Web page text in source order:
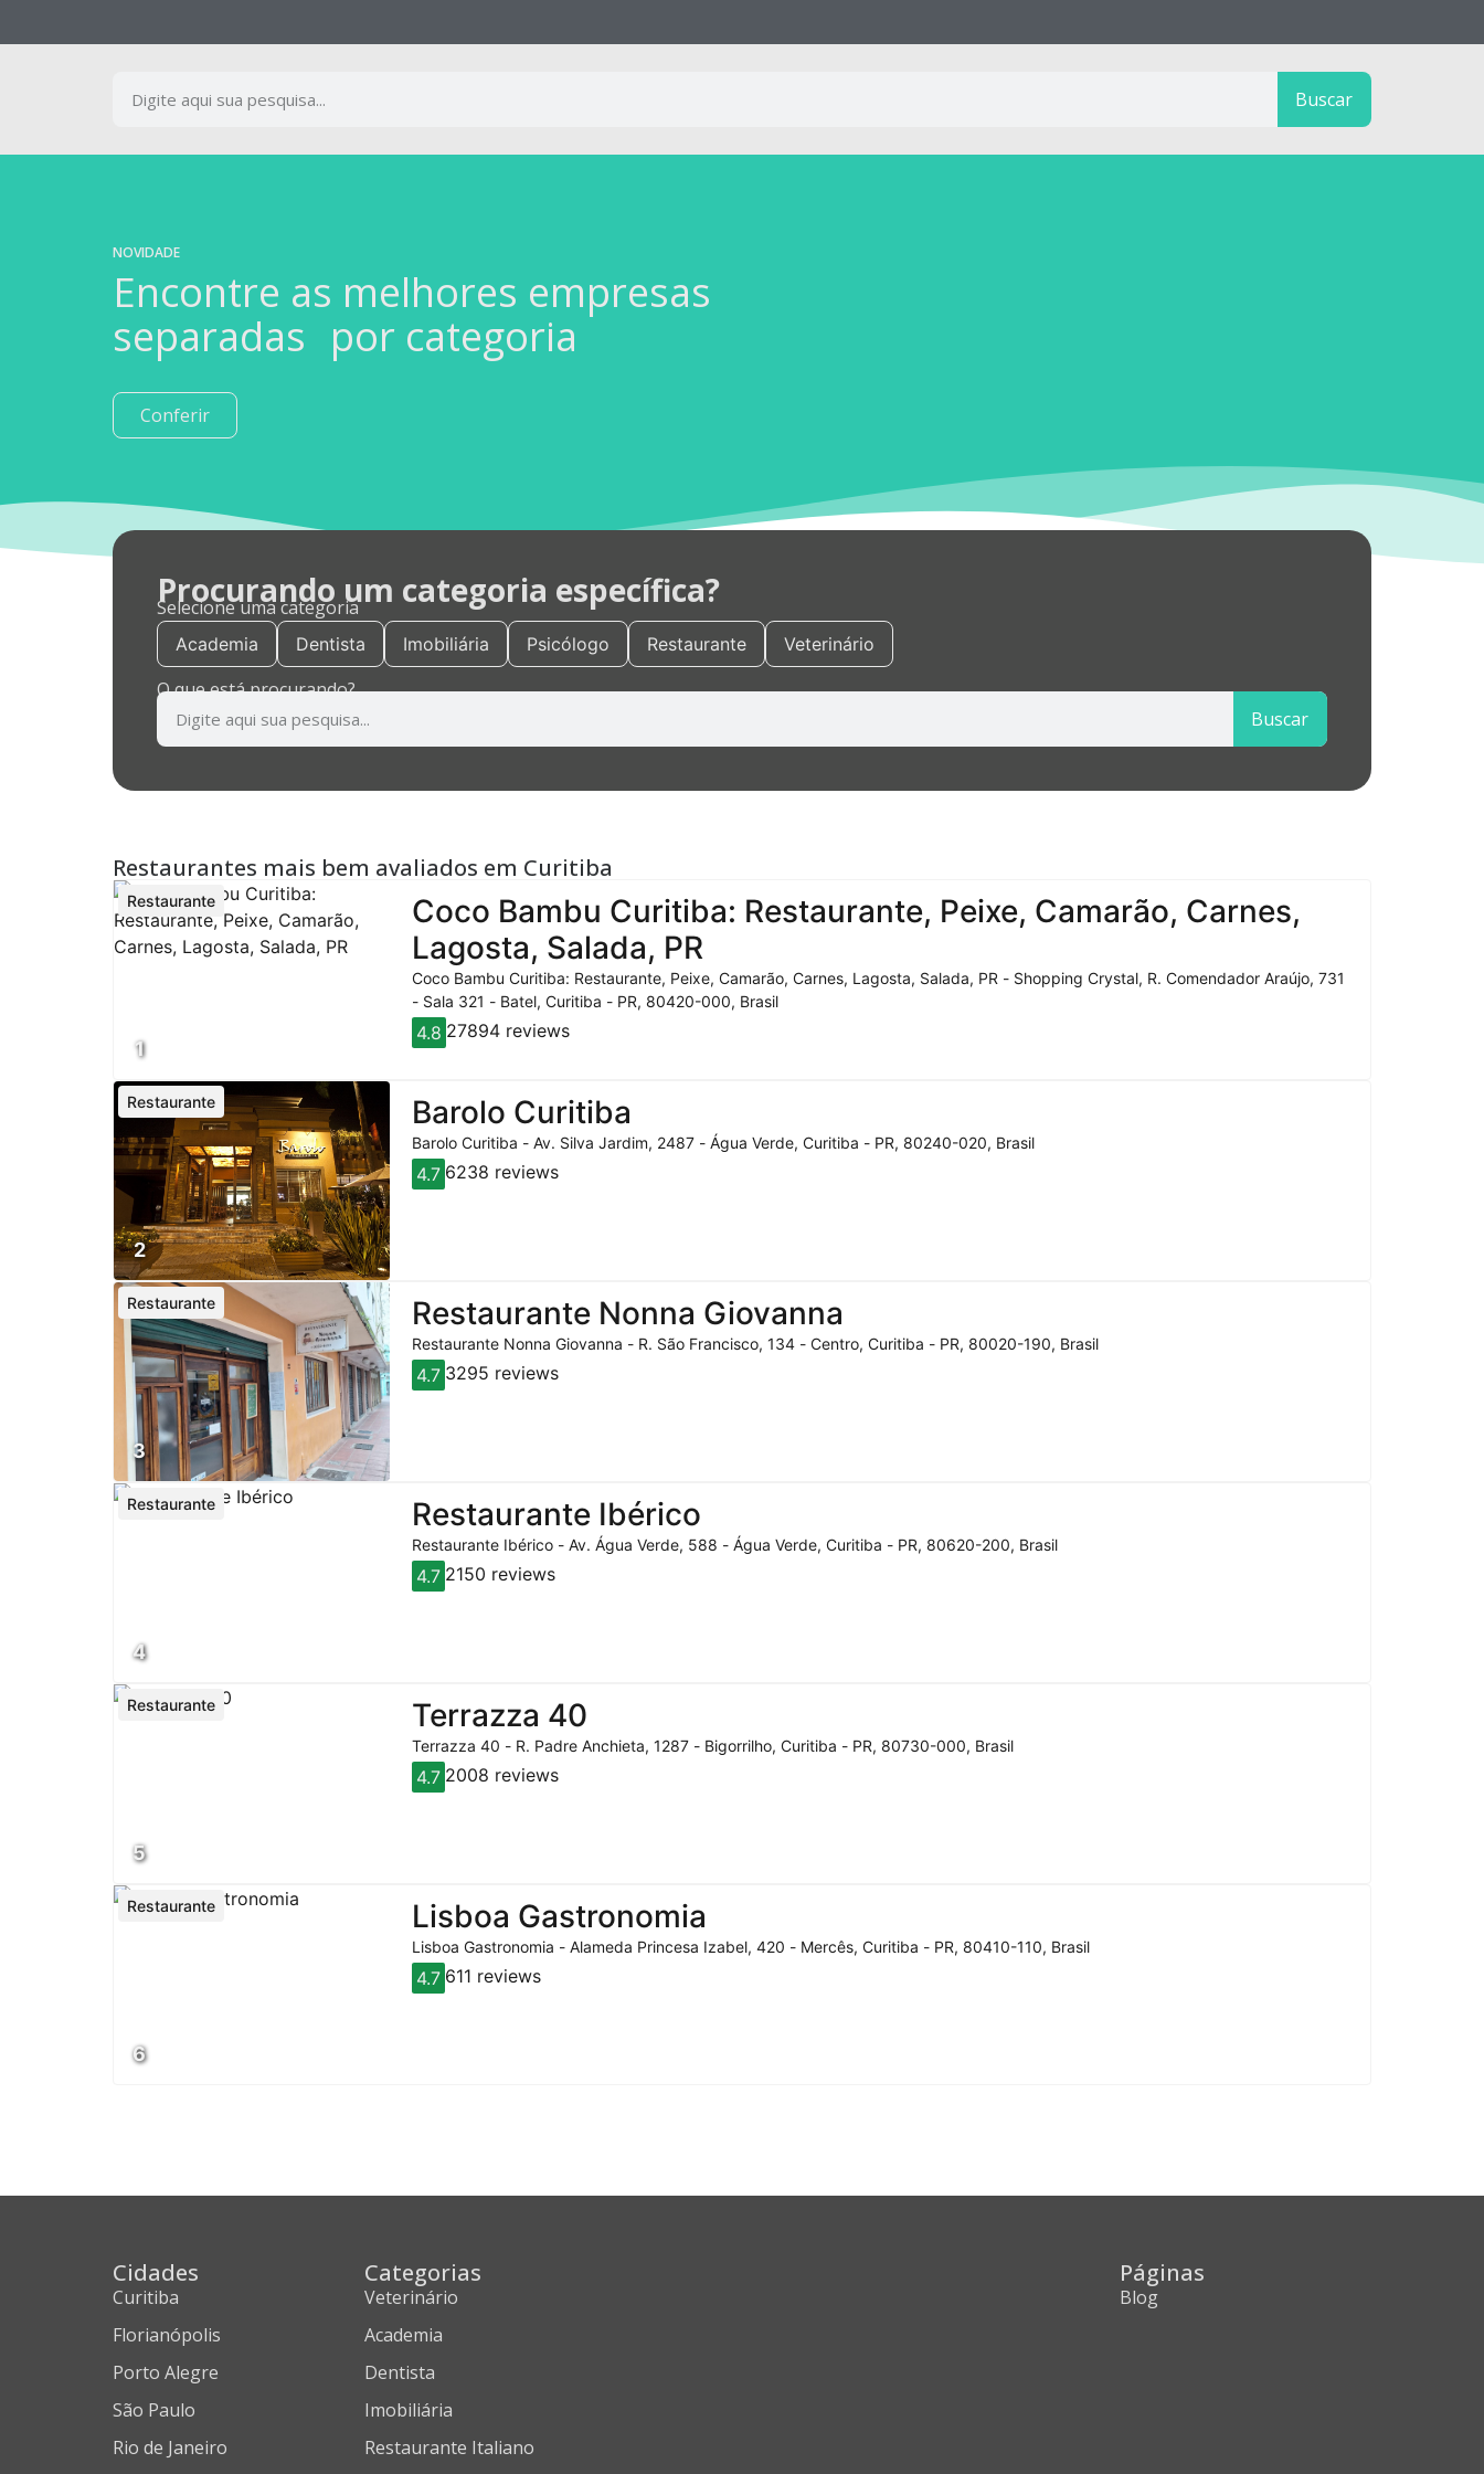
Buscar
NOVIDADE
Encontre as melhores empresas
separadas por categoria
Conferir
Procurando um categoria específica?
Selecione uma categoria
Academia Dentista Imobiliária Psicólogo Restaurante Veterinário
O que está procurando?
Buscar
Restaurantes mais bem avaliados em Curitiba
1
Coco Bambu Curitiba: Restaurante, Peixe, Camarão, Carnes,
Lagosta, Salada, PR
Restaurante
Coco Bambu Curitiba: Restaurante, Peixe, Camarão, Carnes, Lagosta, Salada, PR - Shopping Crystal, R. Comendador Araújo, 731
- Sala 321 - Batel, Curitiba - PR, 80420-000, Brasil
4.8 27894 reviews
2
Barolo Curitiba
Restaurante
Barolo Curitiba - Av. Silva Jardim, 2487 - Água Verde, Curitiba - PR, 80240-020, Brasil
4.7 6238 reviews
3
Restaurante Nonna Giovanna
Restaurante
Restaurante Nonna Giovanna - R. São Francisco, 134 - Centro, Curitiba - PR, 80020-190, Brasil
4.7 3295 reviews
4
Restaurante Ibérico
Restaurante
Restaurante Ibérico - Av. Água Verde, 588 - Água Verde, Curitiba - PR, 80620-200, Brasil
4.7 2150 reviews
5
Terrazza 40
Restaurante
Terrazza 40 - R. Padre Anchieta, 1287 - Bigorrilho, Curitiba - PR, 80730-000, Brasil
4.7 2008 reviews
6
Lisboa Gastronomia
Restaurante
Lisboa Gastronomia - Alameda Princesa Izabel, 420 - Mercês, Curitiba - PR, 80410-110, Brasil
4.7 611 reviews
Cidades
Curitiba
Florianópolis
Porto Alegre
São Paulo
Rio de Janeiro
Categorias
Veterinário
Academia
Dentista
Imobiliária
Restaurante Italiano
Páginas
Blog